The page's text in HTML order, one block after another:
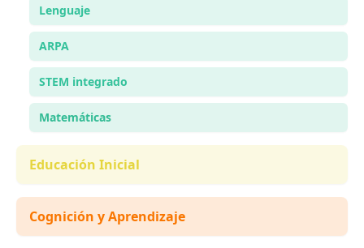
Lenguaje
ARPA
STEM integrado
Matemáticas
Educación Inicial
Cognición y Aprendizaje